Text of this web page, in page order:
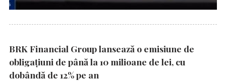
BRK Financial Group lansează o emisiune de
obligațiuni de până la 10 milioane de lei, cu
dobândă de 12% pe an